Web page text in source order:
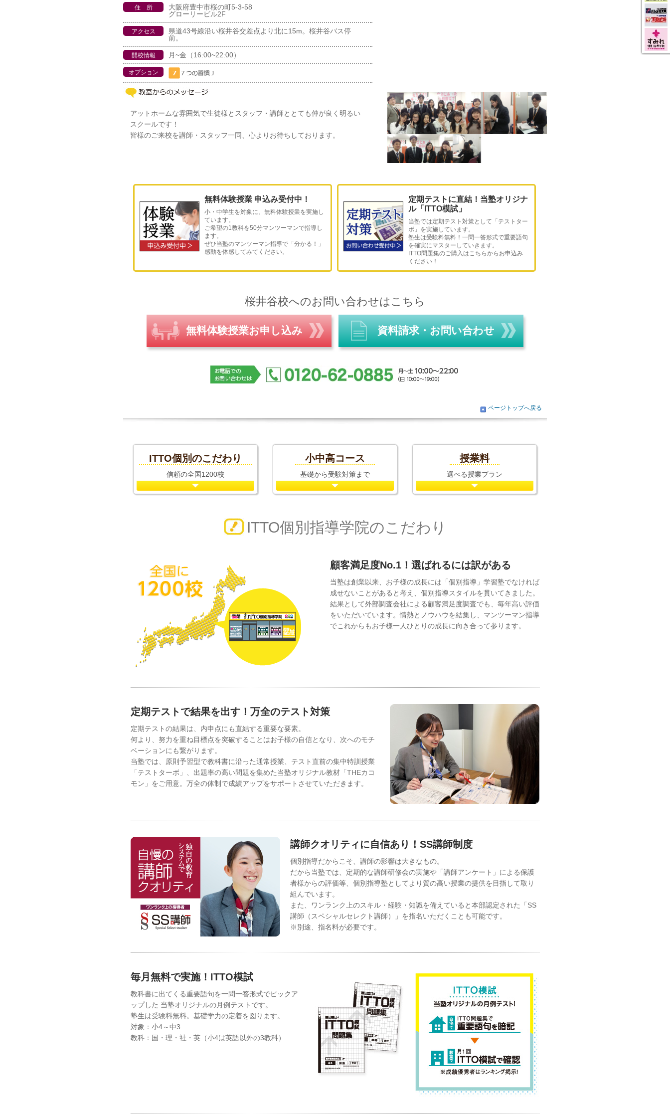
住 所
大阪府豊中市桜の町5-3-58
グローリービル2F
アクセス
県道43号線沿い桜井谷交差点より北に15m。桜井谷バス停
前。
開校情報 月~金（16:00~22:00）
オプション
アットホームな雰囲気で生徒様とスタッフ・講師ととても仲が良く明るい
スクールです！
皆様のご来校を講師・スタッフ一同、心よりお待ちしております。
無料体験授業 申込み受付中！
小・中学生を対象に、無料体験授業を実施し
ています。
ご希望の1教科を50分マンツーマンで指導し
ます。
ぜひ当塾のマンツーマン指導で「分かる！」
感動を体感してみてください。
定期テストに直結！当塾オリジナ
ル「ITTO模試」
当塾では定期テスト対策として「テストター
ボ」を実施しています。
塾生は受験料無料！一問一答形式で重要語句
を確実にマスターしていきます。
ITTO問題集のご購入はこちらからお申込み
ください！
桜井谷校へのお問い合わせはこちら
無料体験授業お申し込み 資料請求・お問い合わせ
ページトップへ戻る
ITTO個別のこだわり
信頼の全国1200校
小中高コース
基礎から受験対策まで
授業料
選べる授業プラン
ITTO個別指導学院のこだわり
顧客満足度No.1！選ばれるには訳がある
当塾は創業以来、お子様の成長には「個別指導」学習塾でなければ
成せないことがあると考え、個別指導スタイルを貫いてきました。
結果として外部調査会社による顧客満足度調査でも、毎年高い評価
をいただいています。情熱とノウハウを結集し、マンツーマン指導
でこれからもお子様一人ひとりの成長に向き合って参ります。
定期テストで結果を出す！万全のテスト対策
定期テストの結果は、内申点にも直結する重要な要素。
何より、努力を重ね目標点を突破することはお子様の自信となり、次へのモチ
ベーションにも繋がります。
当塾では、原則予習型で教科書に沿った通常授業、テスト直前の集中特訓授業
「テストターボ」、出題率の高い問題を集めた当塾オリジナル教材「THEカコ
モン」をご用意。万全の体制で成績アップをサポートさせていただきます。
講師クオリティに自信あり！SS講師制度
個別指導だからこそ、講師の影響は大きなもの。
だから当塾では、定期的な講師研修会の実施や「講師アンケート」による保護
者様からの評価等、個別指導塾としてより質の高い授業の提供を目指して取り
組んでいます。
また、ワンランク上のスキル・経験・知識を備えていると本部認定された「SS
講師（スペシャルセレクト講師）」を指名いただくことも可能です。
※別途、指名料が必要です。
毎月無料で実施！ITTO模試
教科書に出てくる重要語句を一問一答形式でピックア
ップした 当塾オリジナルの月例テストです。
塾生は受験料無料。基礎学力の定着を図ります。
対象：小4～中3
教科：国・理・社・英（小4は英語以外の3教科）